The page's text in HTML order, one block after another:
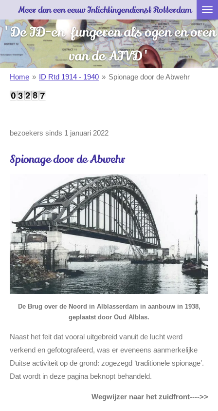
direct
naar
hoofdinhoud
Meer dan een eeuw Inlichtingendienst Rotterdam
'De ID-en fungeren als ogen en oren
van de AIVD'
Home » ID Rtd 1914 - 1940 » Spionage door de Abwehr
bezoekers sinds 1 januari 2022
Spionage door de Abwehr
De Brug over de Noord in Alblasserdam in aanbouw in 1938,
geplaatst door Oud Alblas.
Naast het feit dat vooral uitgebreid vanuit de lucht werd
verkend en gefotografeerd, was er eveneens aanmerkelijke
Duitse activiteit op de grond: zogezegd ‘traditionele spionage’.
Dat wordt in deze pagina beknopt behandeld.
Wegwijzer naar het zuidfront---->>